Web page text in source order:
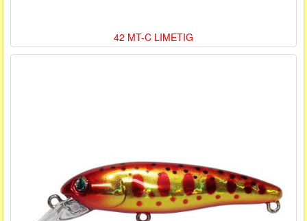
42 MT-C LIMETIG